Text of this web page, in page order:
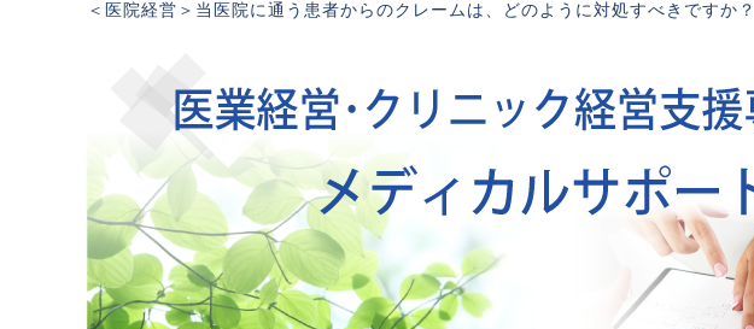
＜医院経営＞当医院に通う患者からのクレームは、どのように対処すべきですか？